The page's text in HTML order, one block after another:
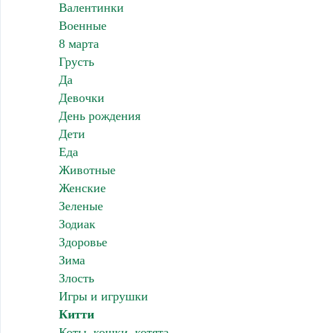
Валентинки
Военные
8 марта
Грусть
Да
Девочки
День рождения
Дети
Еда
Животные
Женские
Зеленые
Зодиак
Здоровье
Зима
Злость
Игры и игрушки
Китти